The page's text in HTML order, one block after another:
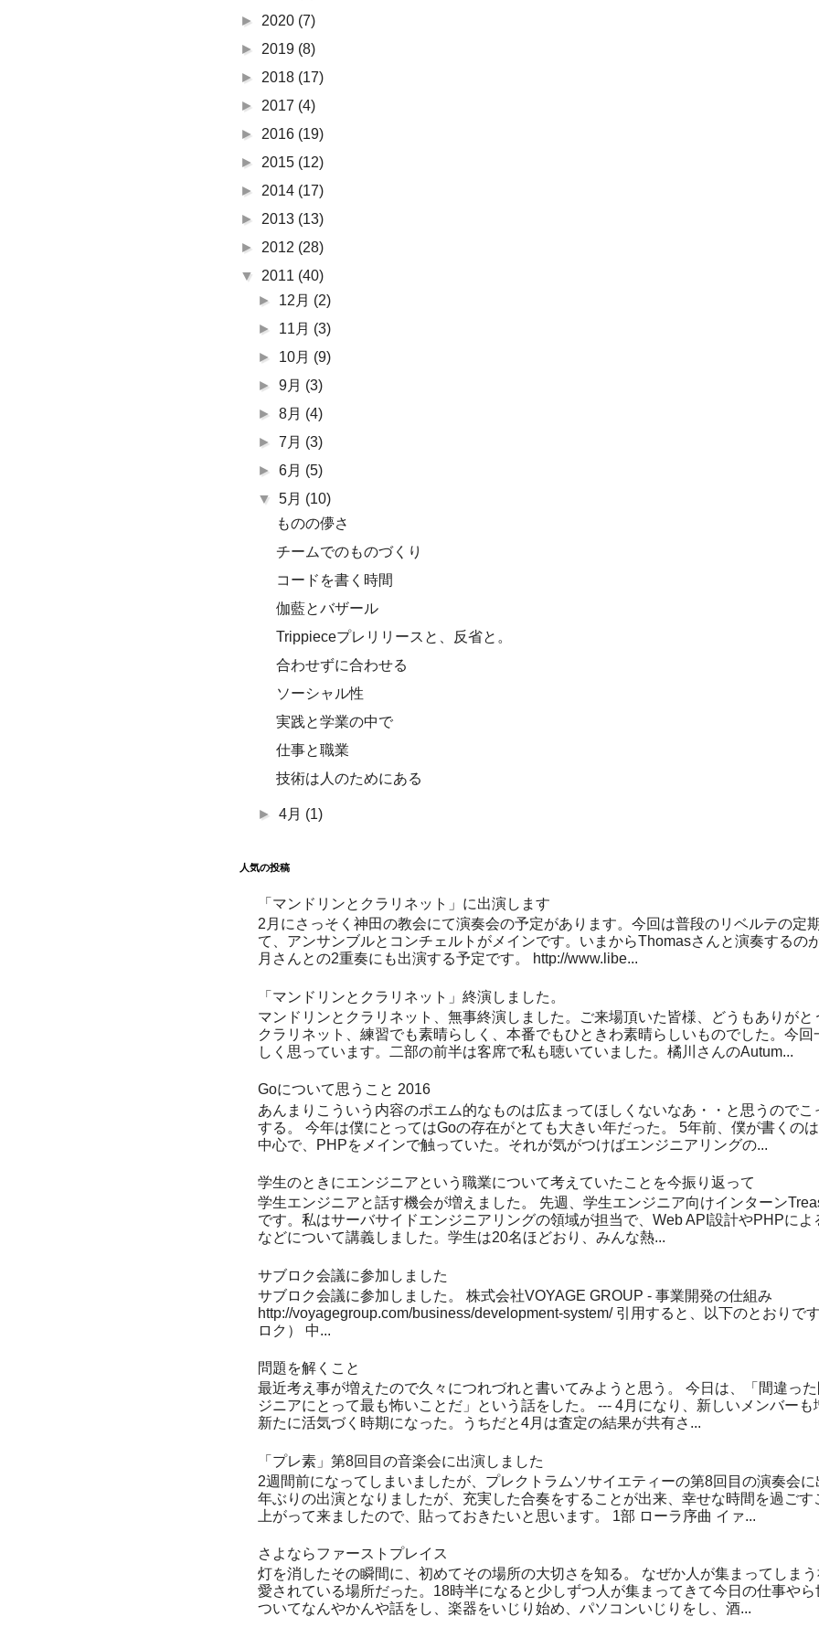
► 2020 (7)
► 2019 (8)
► 2018 (17)
► 2017 (4)
► 2016 (19)
► 2015 (12)
► 2014 (17)
► 2013 (13)
► 2012 (28)
▼ 2011 (40)
► 12月 (2)
► 11月 (3)
► 10月 (9)
►9月 (3)
►8月 (4)
►7月 (3)
►6月 (5)
▼5月 (10)
ものの儚さ
チームでのものづくり
コードを書く時間
伽藍とバザール
Trippieceプレリリースと、反省と。
合わせずに合わせる
ソーシャル性
実践と学業の中で
仕事と職業
技術は人のためにある
►4月 (1)
人気の投稿
「マンドリンとクラリネット」に出演します
2月にさっそく神田の教会にて演奏会の予定があります。今回は普段のリベルテの定
て、アンサンブルとコンチェルトがメインです。いまからThomasさんと演奏するの
月さんとの2重奏にも出演する予定です。 http://www.libe...
「マンドリンとクラリネット」終演しました。
マンドリンとクラリネット、無事終演しました。ご来場頂いた皆様、どうもありが
クラリネット、練習でも素晴らしく、本番でもひときわ素晴らしいものでした。今
しく思っています。二部の前半は客席で私も聴いていました。橘川さんのAutum...
Goについて思うこと 2016
あんまりこういう内容のポエム的なものは広まってほしくないなあ・・と思うので
する。 今年は僕にとってはGoの存在がとても大きい年だった。 5年前、僕が書くの
中心で、PHPをメインで触っていた。それが気がつけばエンジニアリングの...
学生のときにエンジニアという職業について考えていたことを今振り返って
学生エンジニアと話す機会が増えました。 先週、学生エンジニア向けインターン
です。私はサーバサイドエンジニアリングの領域が担当で、Web API設計やPHPに
などについて講義しました。学生は20名ほどおり、みんな熱...
サブロク会議に参加しました
サブロク会議に参加しました。 株式会社VOYAGE GROUP - 事業開発の仕組み
http://voyagegroup.com/business/development-system/ 引用すると、以下のとおりで
ロク） 中...
問題を解くこと
最近考え事が増えたので久々につれづれと書いてみようと思う。 今日は、「間違っ
ジニアにとって最も怖いことだ」という話をした。 --- 4月になり、新しいメンバー
新たに活気づく時期になった。うちだと4月は査定の結果が共有さ...
「プレ素」第8回目の音楽会に出演しました
2週間前になってしまいましたが、プレクトラムソサイエティーの第8回目の演奏会
年ぶりの出演となりましたが、充実した合奏をすることが出来、幸せな時間を過ご
上がって来ましたので、貼っておきたいと思います。 1部 ローラ序曲 イァ...
さよならファーストプレイス
灯を消したその瞬間に、初めてその場所の大切さを知る。 なぜか人が集まってしま
愛されている場所だった。18時半になると少しずつ人が集まってきて今日の仕事や
ついてなんやかんや話をし、楽器をいじり始め、パソコンいじりをし、酒...